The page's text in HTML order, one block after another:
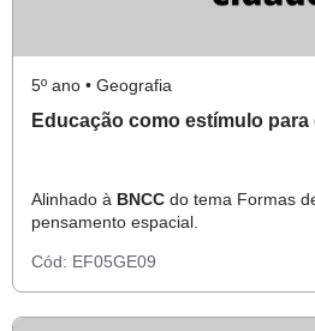
5º ano • Geografia
Educação como estímulo
Alinhado à BNCC do tema Formas
pensamento espacial.
Cód: EF05GE09